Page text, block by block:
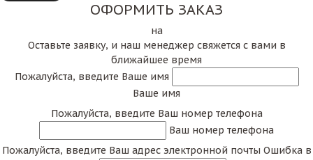
ОФОРМИТЬ ЗАКАЗ
на
Оставьте заявку, и наш менеджер свяжется с вами в
ближайшее время
Пожалуйста, введите Ваше имя
Ваше имя
Пожалуйста, введите Ваш номер телефона
Ваш номер телефона
Пожалуйста, введите Ваш адрес электронной почты Ошибка в